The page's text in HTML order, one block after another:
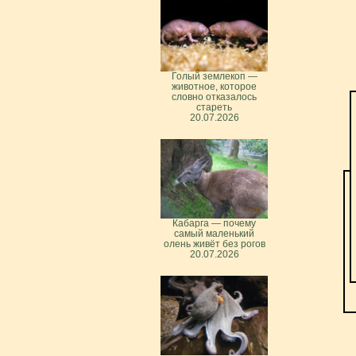
Голый землекоп —
животное, которое
словно отказалось
стареть
20.07.2026
Кабарга — почему
самый маленький
олень живёт без рогов
20.07.2026